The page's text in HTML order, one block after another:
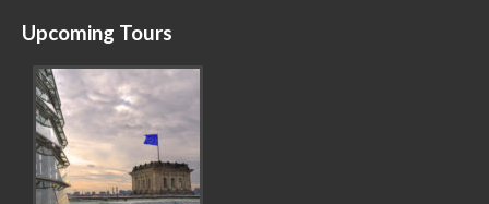
Upcoming Tours